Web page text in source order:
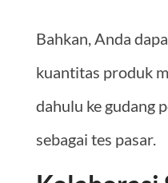
Bahkan, Anda
kuantitas produk
dahulu ke gudang
sebagai tes pasar.